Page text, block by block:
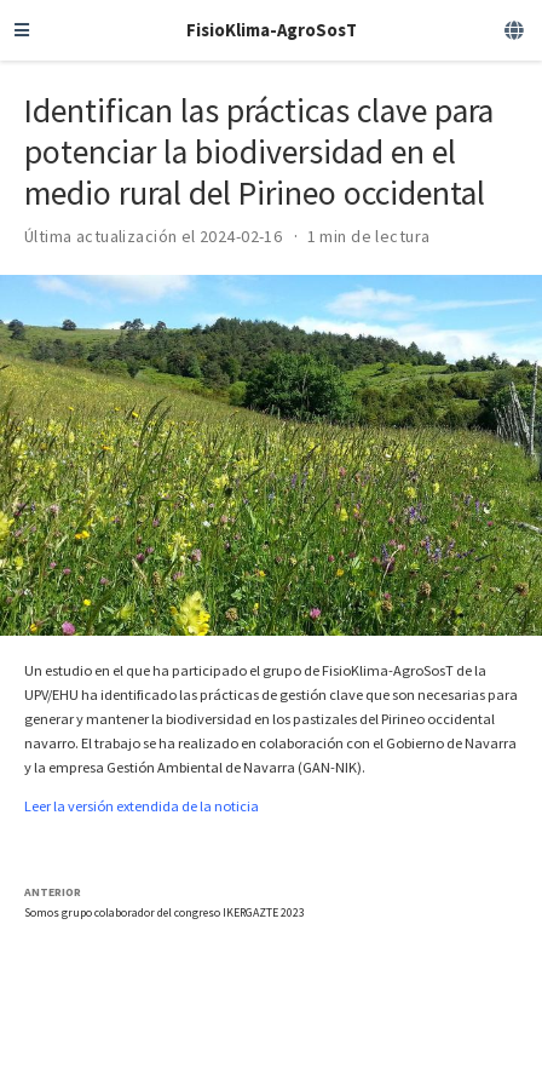
FisioKlima-AgroSosT
Identifican las prácticas clave para
potenciar la biodiversidad en el
medio rural del Pirineo occidental
Última actualización el 2024-02-16 1 min de lectura
Un estudio en el que ha participado el grupo de FisioKlima-AgroSosT de la
UPV/EHU ha identificado las prácticas de gestión clave que son necesarias para
generar y mantener la biodiversidad en los pastizales del Pirineo occidental
navarro. El trabajo se ha realizado en colaboración con el Gobierno de Navarra
y la empresa Gestión Ambiental de Navarra (GAN-NIK).
Leer la versión extendida de la noticia
ANTERIOR
Somos grupo colaborador del congreso IKERGAZTE 2023